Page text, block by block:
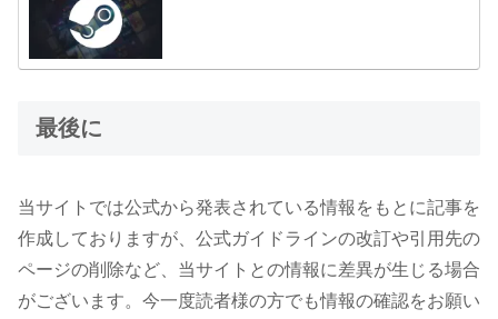
最後に
当サイトでは公式から発表されている情報をもとに記事を
作成しておりますが、公式ガイドラインの改訂や引用先の
ページの削除など、当サイトとの情報に差異が生じる場合
がございます。今一度読者様の方でも情報の確認をお願い